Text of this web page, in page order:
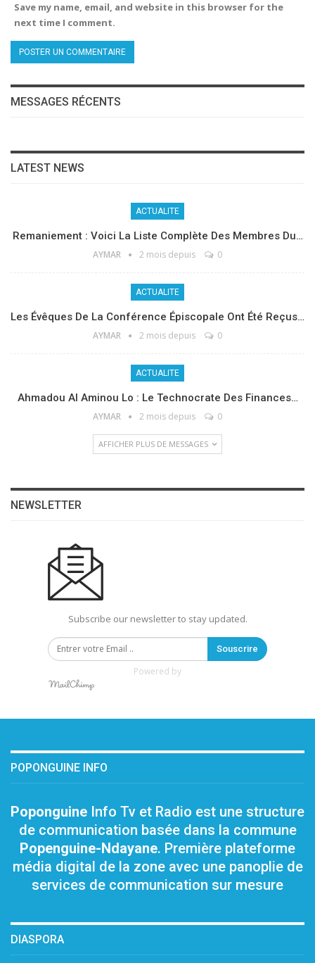
Save my name, email, and website in this browser for the
next time I comment.
MESSAGES RÉCENTS
LATEST NEWS
ACTUALITE
Remaniement : Voici La Liste Complète Des Membres Du…
AYMAR 2 mois depuis 0
ACTUALITE
Les Évêques De La Conférence Épiscopale Ont Été Reçus…
AYMAR 2 mois depuis 0
ACTUALITE
Ahmadou Al Aminou Lo : Le Technocrate Des Finances…
AYMAR 2 mois depuis 0
AFFICHER PLUS DE MESSAGES
NEWSLETTER
Subscribe our newsletter to stay updated.
Souscrire
Powered by
POPONGUINE INFO
Poponguine Info Tv et Radio est une structure
de communication basée dans la commune
Popenguine-Ndayane. Première plateforme
média digital de la zone avec une panoplie de
services de communication sur mesure
DIASPORA